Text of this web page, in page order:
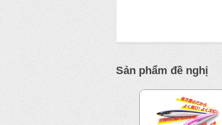
Sản phẩm đề nghị